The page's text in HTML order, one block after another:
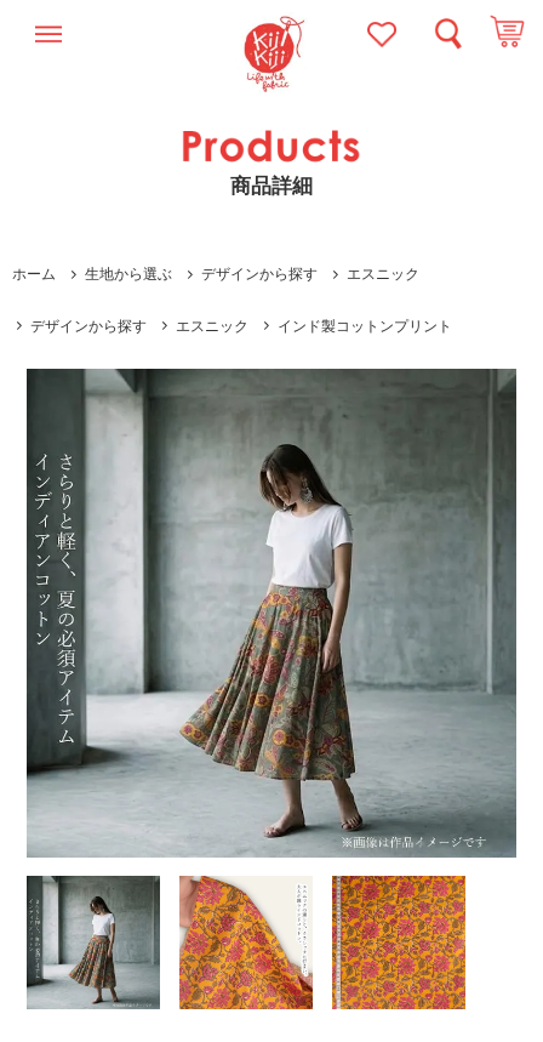
商品詳細
ホーム 生地から選ぶ デザインから探す エスニック
デザインから探す エスニック インド製コットンプリント